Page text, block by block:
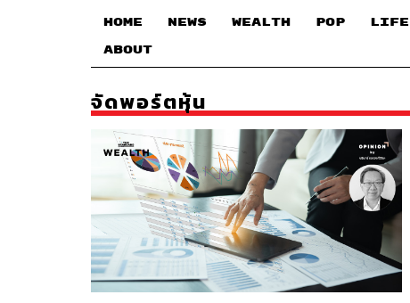
HOME NEWS WEALTH POP LIFE
ABOUT
จัดพอร์ตหุ้น